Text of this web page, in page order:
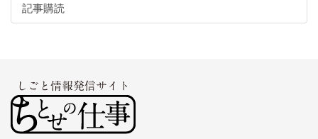
記事購読